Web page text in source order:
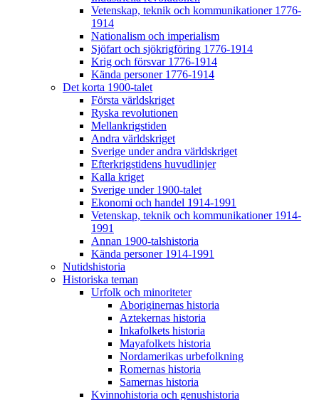
Vetenskap, teknik och kommunikationer 1776-
1914
Nationalism och imperialism
Sjöfart och sjökrigföring 1776-1914
Krig och försvar 1776-1914
Kända personer 1776-1914
Det korta 1900-talet
Första världskriget
Ryska revolutionen
Mellankrigstiden
Andra världskriget
Sverige under andra världskriget
Efterkrigstidens huvudlinjer
Kalla kriget
Sverige under 1900-talet
Ekonomi och handel 1914-1991
Vetenskap, teknik och kommunikationer 1914-
1991
Annan 1900-talshistoria
Kända personer 1914-1991
Nutidshistoria
Historiska teman
Urfolk och minoriteter
Aboriginernas historia
Aztekernas historia
Inkafolkets historia
Mayafolkets historia
Nordamerikas urbefolkning
Romernas historia
Samernas historia
Kvinnohistoria och genushistoria